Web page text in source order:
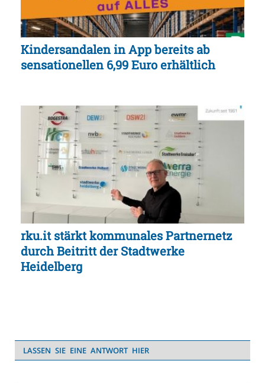
Kindersandalen in App bereits ab
sensationellen 6,99 Euro erhältlich
rku.it stärkt kommunales Partnernetz
durch Beitritt der Stadtwerke
Heidelberg
LASSEN SIE EINE ANTWORT HIER